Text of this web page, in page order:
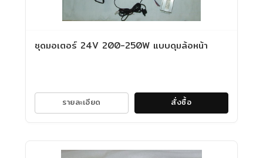
ชุดมอเตอร์ 24V 200-250W แบบดุมล้อหน้า
รายละเอียด สั่งซื้อ